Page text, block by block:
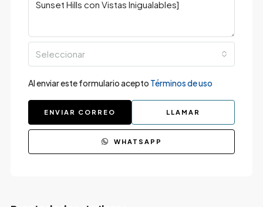
Seleccionar
Al enviar este formulario acepto Términos de uso
ENVIAR CORREO LLAMAR
WHATSAPP